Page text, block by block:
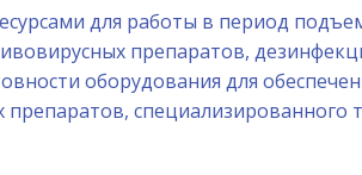
для работы в период
препаратов,
оборудования для
специализированного